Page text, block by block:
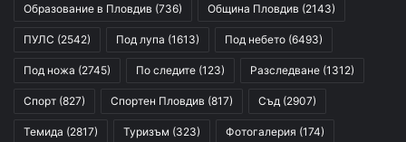
Образование в Пловдив (736) Община Пловдив (2143)
ПУЛС (2542) Под лупа (1613) Под небето (6493)
Под ножа (2745) По следите (123) Разследване (1312)
Спорт (827) Спортен Пловдив (817) Съд (2907)
Темида (2817) Туризъм (323) Фотогалерия (174)